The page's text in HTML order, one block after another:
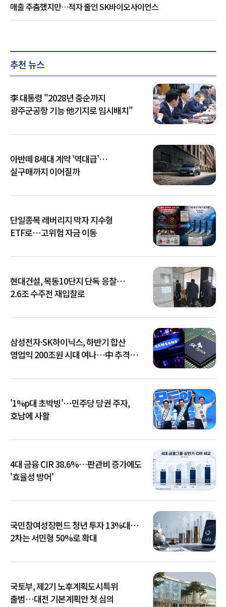
매출 주춤했지만…적자 줄인 SK바이오사이언스
추천 뉴스
李 대통령 "2028년 중순까지
광주군공항 기능 他기지로 임시배치"
아반떼 8세대 계약 '역대급'…
실구매까지 이어질까
단일종목 레버리지 막자 지수형
ETF로…고위험 자금 이동
현대건설, 목동10단지 단독 응찰…
2.6조 수주전 재입찰로
삼성전자·SK하이닉스, 하반기 합산
영업익 200조원 시대 여나…中 추격은
'1%p대 초박빙'…민주당 당권 주자,
호남에 사활
4대 금융 CIR 38.6%…판관비 증가에도
'효율성 방어'
국민참여성장펀드 청년 투자 13%대…
2차는 서민형 50%로 확대
국토부, 제2기 노후계획도시특위
출범…대전 기본계획안 첫 심의